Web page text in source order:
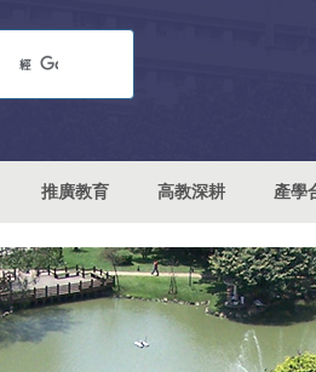
推廣教育 高教深耕 產學